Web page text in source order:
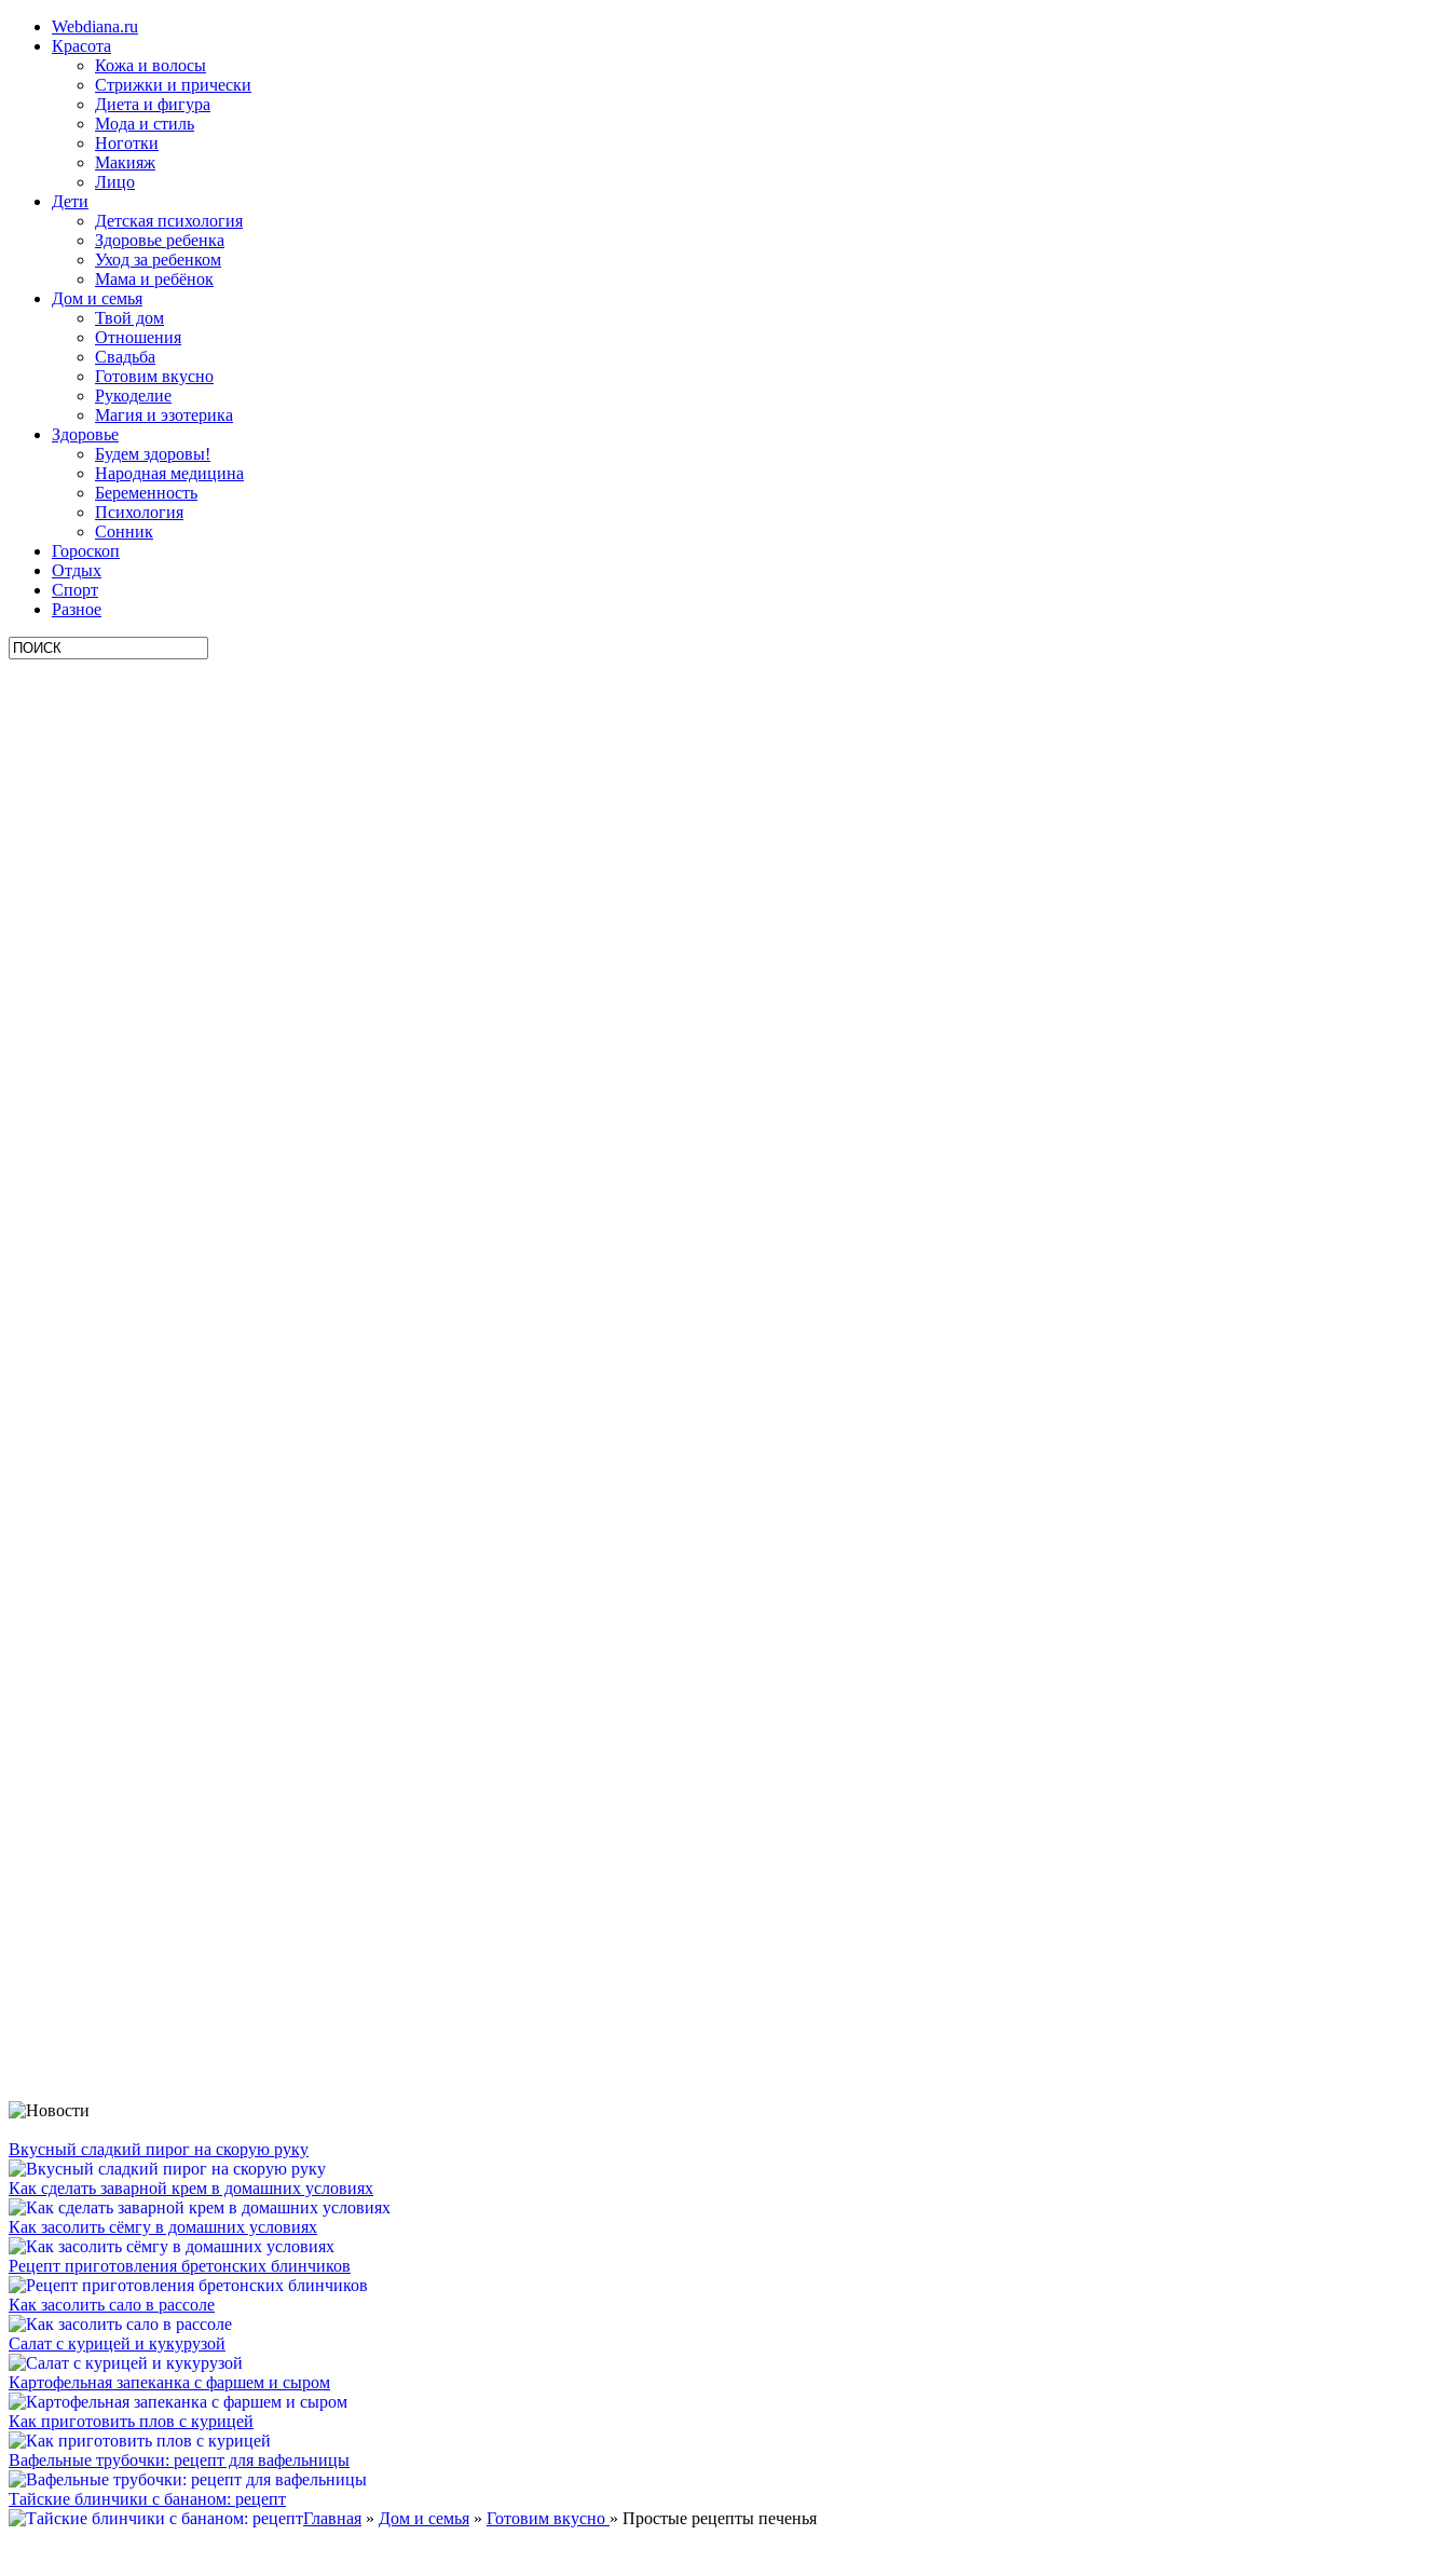
Webdiana.ru
Красота
Кожа и волосы
Стрижки и прически
Диета и фигура
Мода и стиль
Ноготки
Макияж
Лицо
Дети
Детская психология
Здоровье ребенка
Уход за ребенком
Мама и ребёнок
Дом и семья
Твой дом
Отношения
Свадьба
Готовим вкусно
Рукоделие
Магия и эзотерика
Здоровье
Будем здоровы!
Народная медицина
Беременность
Психология
Сонник
Гороскоп
Отдых
Спорт
Разное
Вкусный сладкий пирог на скорую руку
Как сделать заварной крем в домашних условиях
Как засолить сёмгу в домашних условиях
Рецепт приготовления бретонских блинчиков
Как засолить сало в рассоле
Cалат с курицей и кукурузой
Картофельная запеканка с фаршем и сыром
Как приготовить плов с курицей
Вафельные трубочки: рецепт для вафельницы
Тайские блинчики с бананом: рецепт
Главная » Дом и семья » Готовим вкусно » Простые рецепты печенья